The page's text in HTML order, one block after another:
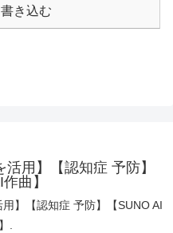
き込む
活用】【認知症 予防】
曲】
】【認知症 予防】【SUNO AI
.